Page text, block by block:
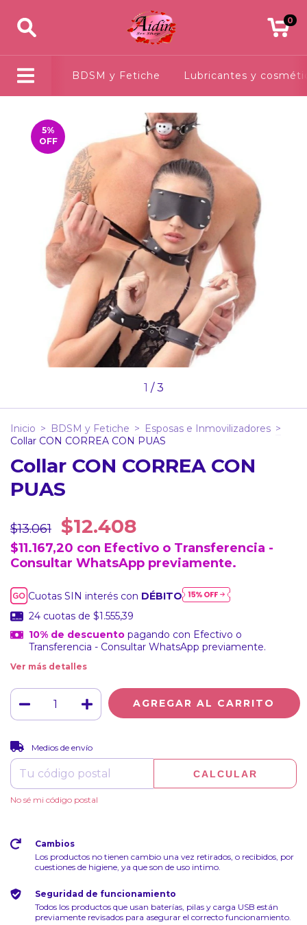
0
BDSM y Fetiche Lubricantes y
5%
OFF
1 /3
Inicio > BDSM y Fetiche > Esposas e Inmovilizadores >
Collar CON CORREA CON PUAS
Collar CON CORREA CON
PUAS
$13.061 $12.408
$11.167,20 con Efectivo o Transferencia -
Consultar WhatsApp previamente.
Cuotas SIN interés con DÉBITO
24 cuotas de $1.555,39
10% de descuentopagando con Efectivo o
Transferencia - Consultar WhatsApp previamente.
Ver más detalles
Entregas para el CP:
Medios de envío
CALCULAR
No sé mi código postal
Cambios
Los productos no tienen cambio una vez retirados, o recibidos, por
cuestiones de higiene, ya que son de uso intimo.
Seguridad de funcionamiento
Todos los productos que usan baterías, pilas y carga USB están
previamente revisados para asegurar el correcto funcionamiento.